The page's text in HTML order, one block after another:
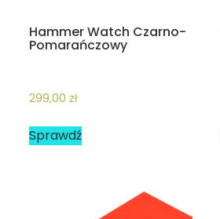
Hammer Watch Czarno-
Pomarańczowy
299,00 zł
Sprawdź